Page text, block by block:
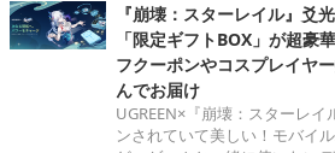
『崩壊：スターレイル』爻
「限定ギフトBOX」が超豪
フクーポンやコスプレイヤ
んでお届け
UGREEN×『崩壊：スターレ
ンされていて美しい！モバイ